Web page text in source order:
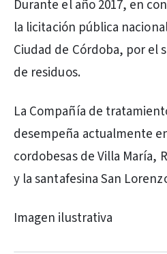
Durante el año 2017, en
la licitación pública
Ciudad de Córdoba, por el
de residuos.
La Compañía de
desempeña actualmente
cordobesas de Villa María,
y la santafesina San
Imagen ilustrativa